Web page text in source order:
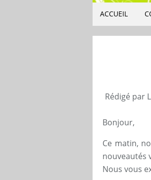
ACCUEIL
Rédigé par
Bonjour,
Ce matin,
nouveautés
Nous vous